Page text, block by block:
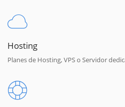
Hosting
Planes de Hosting, VPS o Servidor